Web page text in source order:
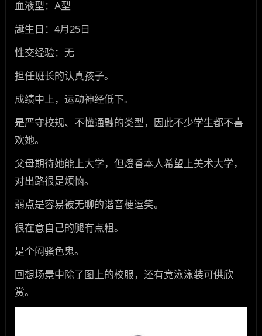
血液型：A型
誕生日：4月25日
性交经验：无
担任班长的认真孩子。
成绩中上，运动神经低下。
是严守校规、不懂通融的类型，因此不少学生都不喜
欢她。
父母期待她能上大学，但燈香本人希望上美术大学，
对出路很是烦恼。
弱点是容易被无聊的谐音梗逗笑。
很在意自己的腿有点粗。
是个闷骚色鬼。
回想场景中除了图上的校服，还有竞泳泳装可供欣
赏。